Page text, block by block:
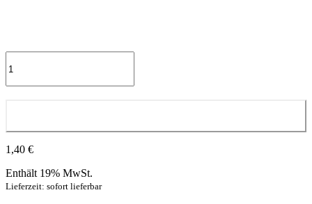
Menge
1,40 €
Enthält 19% MwSt.
Lieferzeit: sofort lieferbar